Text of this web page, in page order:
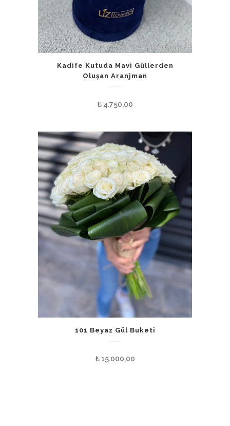
Kadife Kutuda Mavi Güllerden
Oluşan Aranjman
₺4.750,00
101 Beyaz Gül Buketi
₺15.000,00